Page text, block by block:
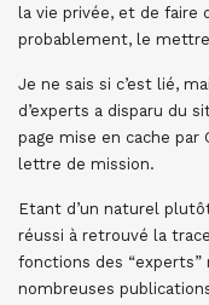
la vie privée, et de faire
probablement, le
Je ne sais si c’est lié,
d’experts a disparu du
page mise en cache par
lettre de mission.
Etant d’un naturel
réussi à retrouvé la
fonctions des
nombreuses